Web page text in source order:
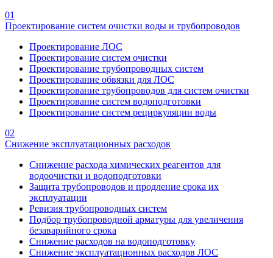
01
Проектирование систем очистки воды и трубопроводов
Проектирование ЛОС
Проектирование систем очистки
Проектирование трубопроводных систем
Проектирование обвязки для ЛОС
Проектирование трубопроводов для систем очистки
Проектирование систем водоподготовки
Проектирование систем рециркуляции воды
02
Снижение эксплуатационных расходов
Снижение расхода химических реагентов для
водоочистки и водоподготовки
Защита трубопроводов и продление срока их
эксплуатации
Ревизия трубопроводных систем
Подбор трубопроводной арматуры для увеличения
безаварийного срока
Снижение расходов на водоподготовку
Снижение эксплуатационных расходов ЛОС